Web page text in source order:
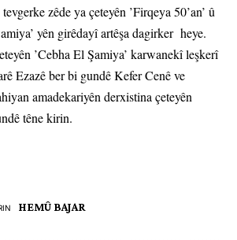
zêde ya çeteyên ’Firqeya 50’an’ û
yên girêdayî artêşa dagirker heye.
’Cebha El Şamiya’ karwanekî leşkerî
Ezazê ber bi gundê Kefer Cenê ve
amadekariyên derxistina çeteyên
têne kirin.
HEMÛ BAJAR